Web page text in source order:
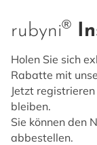
rubyni®
Holen Sie sich
Rabatte mit
Jetzt
bleiben.
Sie können den
abbestellen.